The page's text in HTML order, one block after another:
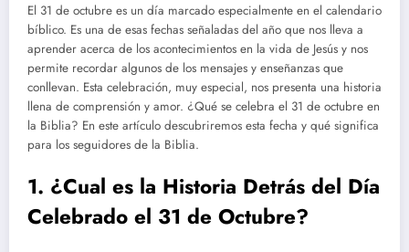
El 31 de octubre es un día marcado especialmente en el calendario
bíblico. Es una de esas fechas señaladas del año que nos lleva a
aprender acerca de los acontecimientos en la vida de Jesús y nos
permite recordar algunos de los mensajes y enseñanzas que
conllevan. Esta celebración, muy especial, nos presenta una historia
llena de comprensión y amor. ¿Qué se celebra el 31 de octubre en
la Biblia? En este artículo descubriremos esta fecha y qué significa
para los seguidores de la Biblia.
1. ¿Cual es la Historia Detrás del Día
Celebrado el 31 de Octubre?